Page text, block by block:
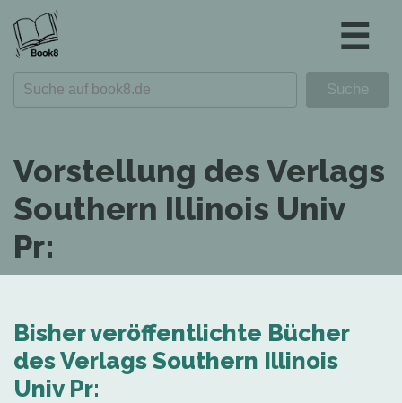
☰
Vorstellung des Verlags
Southern Illinois Univ
Pr:
Bisher veröffentlichte Bücher
des Verlags Southern Illinois
Univ Pr: